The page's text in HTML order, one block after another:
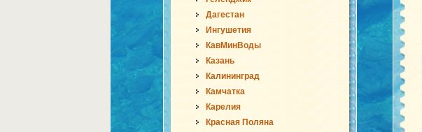
Дагестан
Ингушетия
КавМинВоды
Казань
Калининград
Камчатка
Карелия
Красная Поляна